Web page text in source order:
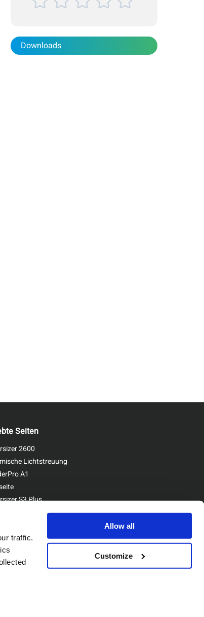
traffic.
Allow all
Customize
Downloads
Seiten
2600
Lichtstreuung
A1
S3 Plus
Sie uns
© Bettersize Instruments Ltd. All Rights Reserved